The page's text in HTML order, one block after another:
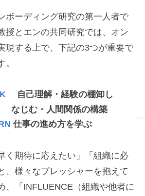
ボーディング研究の第一人者で
授とエンの共同研究では、オン
現する上で、下記の3つが重要で
。
自己理解・経験の棚卸し
なじむ・人間関係の構築
仕事の進め方を学ぶ
く期待に応えたい」「組織に必
、様々なプレッシャーを抱えて
、「INFLUENCE（組織や他者に